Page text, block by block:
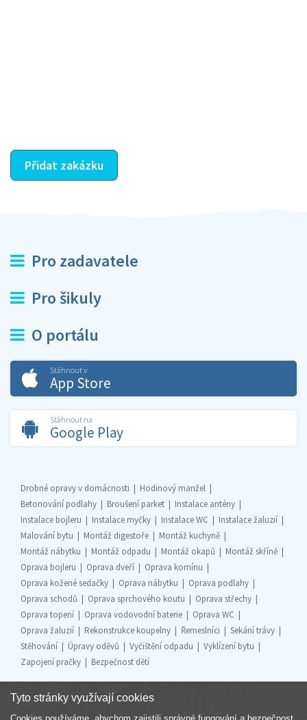
Přidat zakázku
Pro zadavatele
Pro šikuly
O portálu
Stáhnout v
App Store
Stáhnout na
Google Play
Drobné opravy v domácnosti
Hodinový manžel
Betonování podlahy
Broušení parket
Instalace antény
Instalace bojleru
Instalace myčky Instalace WC
Instalace žaluzií
Malování bytu
Montáž digestoře
Montáž kuchyně
Montáž nábytku
Montáž odpadu Montáž okapů
Montáž skříně
Oprava bojleru
Oprava dveří
Oprava komínu
Oprava kožené sedačky
Oprava nábytku
Oprava podlahy
Oprava schodů
Oprava sprchového koutu
Oprava střechy
Oprava topení
Oprava vodovodní baterie
Oprava WC
Oprava žaluzií
Rekonstrukce koupelny Řemeslníci
Sekání trávy
Stěhování
Úpravy oděvů Vyčištění odpadu
Vyklízení bytu
Zapojení pračky
Bezpečnost dětí
Tyto stránky využívají cookies